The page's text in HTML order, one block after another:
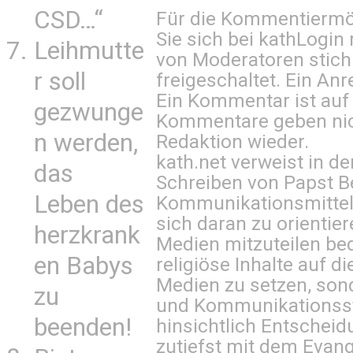
CSD…“
Leihmutte
r soll
gezwunge
n werden,
das
Leben des
herzkrank
en Babys
zu
beenden!
Für die
Sie sich bei kathLogin
von Moderatoren
freigeschaltet. Ein
Ein Kommentar ist
Kommentare geben
Redaktion wieder.
kath.net verweist in
Schreiben von Papst
sich daran zu
Medien mitzuteilen
religiöse Inhalte auf
Medien zu setzen,
und
hinsichtlich
zutiefst mit dem